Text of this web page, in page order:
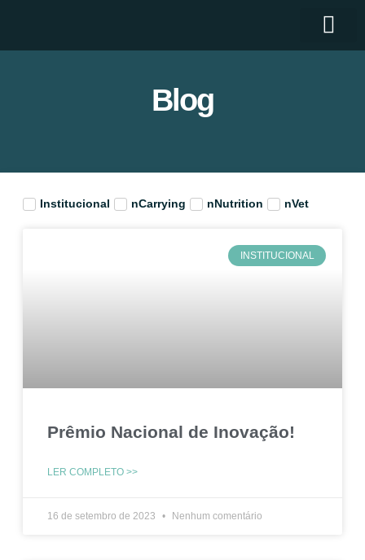
Blog
Institucional nCarrying nNutrition nVet
INSTITUCIONAL
Prêmio Nacional de Inovação!
LER COMPLETO >>
16 de setembro de 2023 Nenhum comentário